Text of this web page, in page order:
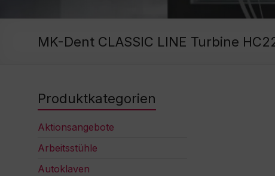
MK-Dent CLASSIC LINE Turbine
Produktkategorien
Aktionsangebote
Arbeitsstühle
Autoklaven